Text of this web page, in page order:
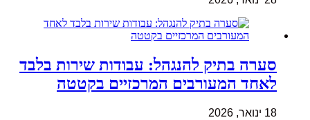
סערה בתיק להנגהל: עבודות שירות בלבד
לאחד המעורבים המרכזיים בקטטה
18 ינואר, 2026